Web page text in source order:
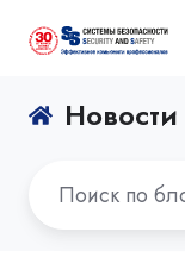
Новости